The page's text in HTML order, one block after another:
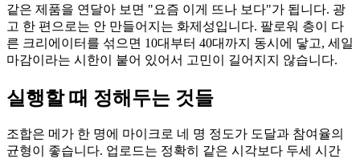
같은 제품을 연달아 보면 "요즘 이게 뜨나 보다"가 됩니다. 광
고 한 편으로는 안 만들어지는 화제성입니다. 팔로워 층이 다
른 크리에이터를 섞으면 10대부터 40대까지 동시에 닿고, 세일
마감이라는 시한이 붙어 있어서 고민이 길어지지 않습니다.
실행할 때 정해두는 것들
조합은 메가 한 명에 마이크로 네 명 정도가 도달과 참여율의
균형이 좋습니다. 업로드는 정확히 같은 시각보다 두세 시간